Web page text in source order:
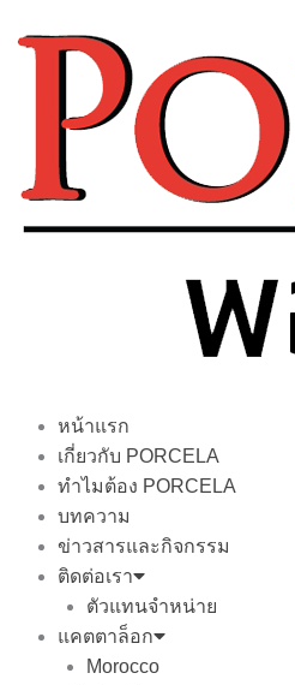
หน้าแรก
เกี่ยวกับ PORCELA
ทำไมต้อง PORCELA
บทความ
ข่าวสารและกิจกรรม
ติดต่อเรา
ตัวแทนจำหน่าย
แคตตาล็อก
Morocco